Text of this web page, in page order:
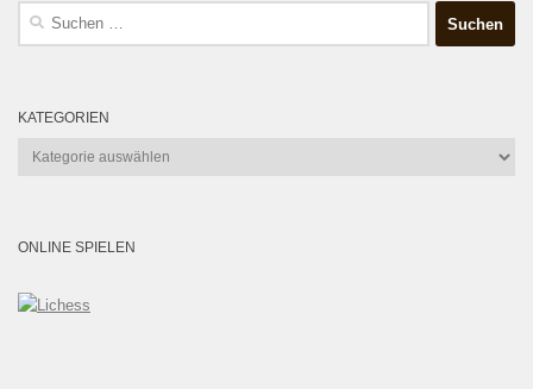
Suchen
KATEGORIEN
Kategorien
ONLINE SPIELEN